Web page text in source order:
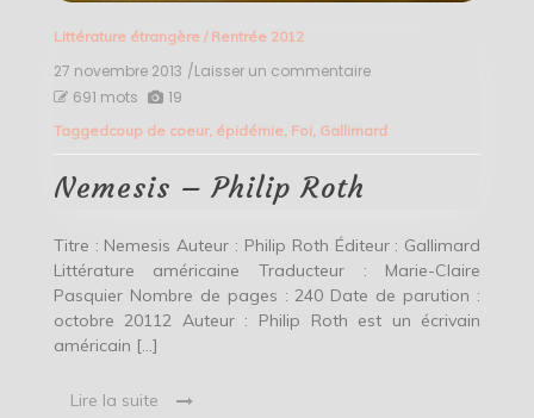
Littérature étrangère/ Rentrée 2012
27 novembre 2013 /Laisser un commentaireon
Philip
691 mots 19
Taggedcoup de coeur, épidémie, Foi, Gallimard
Nemesis – Philip Roth
Titre : Nemesis Auteur : Philip Roth Éditeur : Gallimard
Littérature américaine Traducteur : Marie-Claire
Pasquier Nombre de pages : 240 Date de parution :
octobre 20112 Auteur : Philip Roth est un écrivain
américain […]
Lire la suite